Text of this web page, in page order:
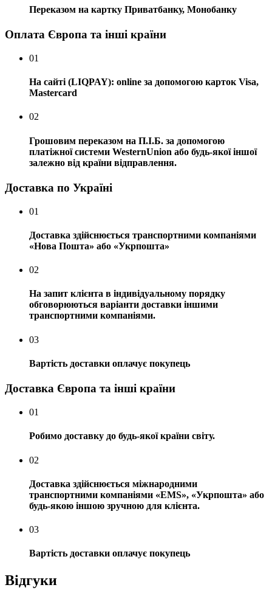
Переказом на картку Приватбанку, Монобанку
Оплата Європа та інші країни
01
На сайті (LIQPAY): online за допомогою карток Visa,
Mastercard
02
Грошовим переказом на П.І.Б. за допомогою
платіжної системи WesternUnion або будь-якої іншої
залежно від країни відправлення.
Доставка по Україні
01
Доставка здійснюється транспортними компаніями
«Нова Пошта» або «Укрпошта»
02
На запит клієнта в індивідуальному порядку
обговорюються варіанти доставки іншими
транспортними компаніями.
03
Вартість доставки оплачує покупець
Доставка Європа та інші країни
01
Робимо доставку до будь-якої країни світу.
02
Доставка здійснюється міжнародними
транспортними компаніями «EMS», «Укрпошта» або
будь-якою іншою зручною для клієнта.
03
Вартість доставки оплачує покупець
Відгуки